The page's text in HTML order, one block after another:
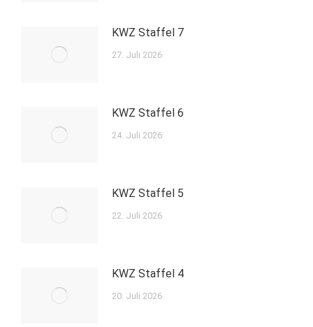
KWZ Staffel 7
27. Juli 2026
KWZ Staffel 6
24. Juli 2026
KWZ Staffel 5
22. Juli 2026
KWZ Staffel 4
20. Juli 2026